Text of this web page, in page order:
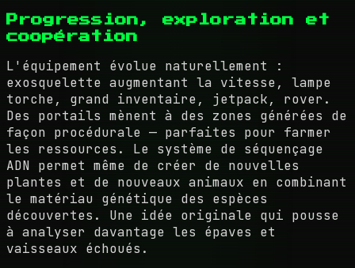
Progression, exploration et
coopération
L'équipement évolue naturellement :
exosquelette augmentant la vitesse, lampe
torche, grand inventaire, jetpack, rover.
Des portails mènent à des zones générées de
façon procédurale — parfaites pour farmer
les ressources. Le système de séquençage
ADN permet même de créer de nouvelles
plantes et de nouveaux animaux en combinant
le matériau génétique des espèces
découvertes. Une idée originale qui pousse
à analyser davantage les épaves et
vaisseaux échoués.